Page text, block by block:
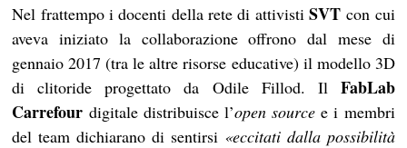
Nel frattempo i docenti della rete di attivisti SVTcon cui
aveva iniziato la collaborazione offrono dal mese di
gennaio 2017 (tra le altre risorse educative) il modello 3D
di clitoride progettato da Odile Fillod. Il FabLab
Carrefour digitale distribuisce l’open source e i membri
del team dichiarano di sentirsi «eccitati dalla possibilità